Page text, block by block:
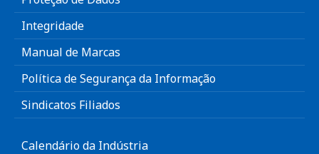
Integridade
Manual de Marcas
Política de Segurança da Informação
Sindicatos Filiados
Calendário da Indústria